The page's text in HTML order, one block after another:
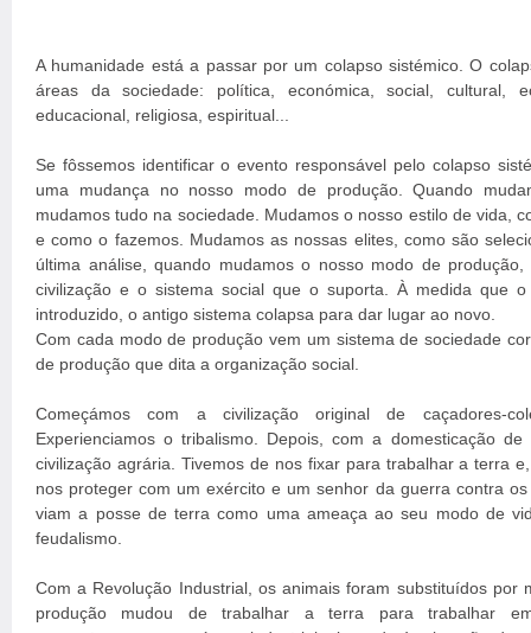
A humanidade está a passar por um colapso sistémico. O
áreas da sociedade: política, económica, social, cultural,
educacional, religiosa, espiritual...
Se fôssemos identificar o evento responsável pelo colapso
uma mudança no nosso modo de produção. Quando
mudamos tudo na sociedade. Mudamos o nosso estilo de vida,
e como o fazemos. Mudamos as nossas elites, como são
última análise, quando mudamos o nosso modo de
civilização e o sistema social que o suporta. À medida que
introduzido, o antigo sistema colapsa para dar lugar ao novo.
Com cada modo de produção vem um sistema de sociedade
de produção que dita a organização social.
Começámos com a civilização original de caçadores-
Experienciamos o tribalismo. Depois, com a domesticação
civilização agrária. Tivemos de nos fixar para trabalhar a terra
nos proteger com um exército e um senhor da guerra contra
viam a posse de terra como uma ameaça ao seu modo de
feudalismo.
Com a Revolução Industrial, os animais foram substituídos por
produção mudou de trabalhar a terra para trabalhar